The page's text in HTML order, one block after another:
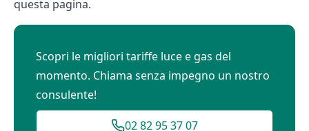
questa pagina.
Scopri le migliori tariffe luce e gas del
momento. Chiama senza impegno un nostro
consulente!
02 82 95 37 07